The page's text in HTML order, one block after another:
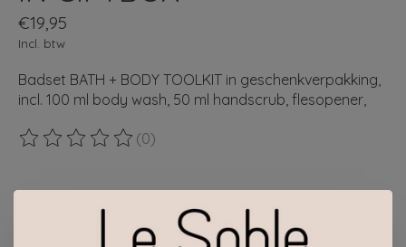
€19,95
Incl. btw
Badset BATH + BODY TOOLKIT in geschenkverpakking,
incl. 100 ml body wash, 50 ml handscrub, flesopener,
De beoordeling van dit product is
(0)